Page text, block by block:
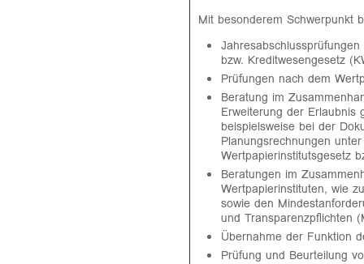
Mit besonderem Schwerpunkt
bzw. Kreditwesengesetz
Prüfungen nach dem
Beratung im
Erweiterung der Erlaubnis
beispielsweise bei der
Planungsrechnungen
Wertpapierinstitutsgesetz
Beratungen im
Wertpapierinstituten, wie
sowie den
und Transparenzpflichten
Übernahme der Funktion
Prüfung und Beurteilung